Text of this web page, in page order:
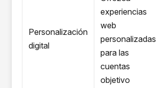
Personalización
digital
experiencias
web
personalizadas
para las
cuentas
objetivo